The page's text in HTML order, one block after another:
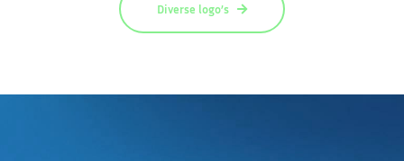
Diverse logo’s